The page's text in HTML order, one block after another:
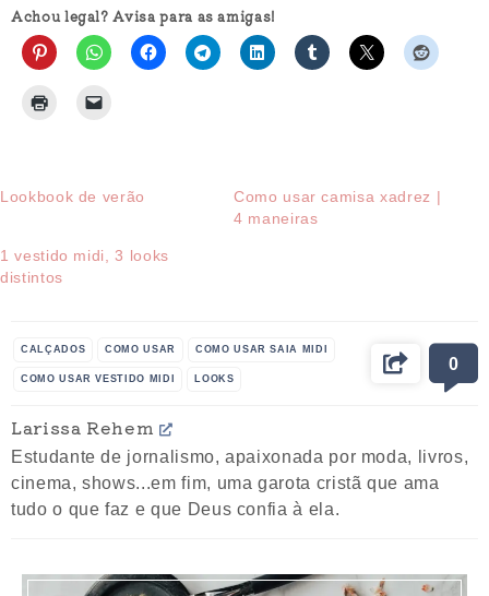
Achou legal? Avisa para as amigas!
Lookbook de verão
Como usar camisa xadrez |
4 maneiras
1 vestido midi, 3 looks
distintos
CALÇADOS COMO USAR COMO USAR SAIA MIDI
COMO USAR VESTIDO MIDI LOOKS
MODA FEMININA SANDÁLIA
0
Larissa Rehem
Estudante de jornalismo, apaixonada por moda, livros,
cinema, shows...em fim, uma garota cristã que ama
tudo o que faz e que Deus confia à ela.